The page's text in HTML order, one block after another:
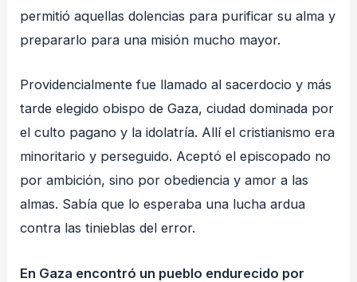
permitió aquellas dolencias para purificar su alma y
prepararlo para una misión mucho mayor.
Providencialmente fue llamado al sacerdocio y más
tarde elegido obispo de Gaza, ciudad dominada por
el culto pagano y la idolatría. Allí el cristianismo era
minoritario y perseguido. Aceptó el episcopado no
por ambición, sino por obediencia y amor a las
almas. Sabía que lo esperaba una lucha ardua
contra las tinieblas del error.
En Gaza encontró un pueblo endurecido por